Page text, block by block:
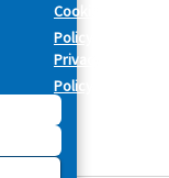
Cookie
Policy
Privacy
Policy